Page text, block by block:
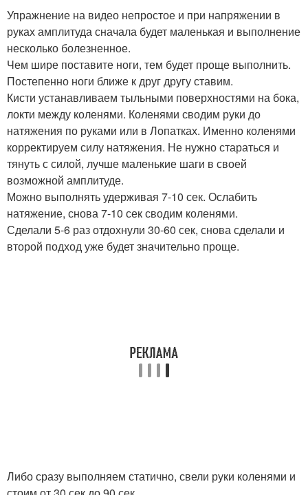
Упражнение на видео непростое и при напряжении в
руках амплитуда сначала будет маленькая и выполнение
несколько болезненное.
Чем шире поставите ноги, тем будет проще выполнить.
Постепенно ноги ближе к друг другу ставим.
Кисти устанавливаем тыльными поверхностями на бока,
локти между коленями. Коленями сводим руки до
натяжения по руками или в Лопатках. Именно коленями
корректируем силу натяжения. Не нужно стараться и
тянуть с силой, лучше маленькие шаги в своей
возможной амплитуде.
Можно выполнять удерживая 7-10 сек. Ослабить
натяжение, снова 7-10 сек сводим коленями.
Сделали 5-6 раз отдохнули 30-60 сек, снова сделали и
второй подход уже будет значительно проще.
Либо сразу выполняем статично, свели руки коленями и